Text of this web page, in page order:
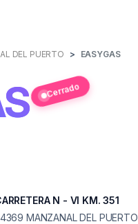
DEL PUERTO EASYGAS
Cerrado
N - VI KM. 351
MANZANAL DEL PUERTO